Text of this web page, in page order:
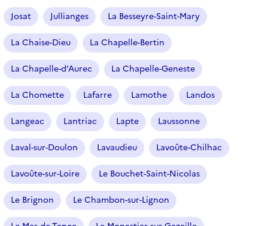
Josat Jullianges La Besseyre-Saint-Mary
La Chaise-Dieu La Chapelle-Bertin
La Chapelle-d’Aurec La Chapelle-Geneste
La Chomette Lafarre Lamothe Landos
Langeac Lantriac Lapte Laussonne
Laval-sur-Doulon Lavaudieu Lavoûte-Chilhac
Lavoûte-sur-Loire Le Bouchet-Saint-Nicolas
Le Brignon Le Chambon-sur-Lignon